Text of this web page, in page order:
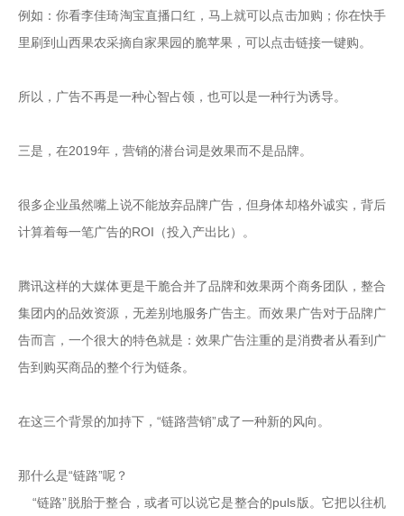
例如：你看李佳琦淘宝直播口红，马上就可以点击加购；你在快手
里刷到山西果农采摘自家果园的脆苹果，可以点击链接一键购。
所以，广告不再是一种心智占领，也可以是一种行为诱导。
三是，在2019年，营销的潜台词是效果而不是品牌。
很多企业虽然嘴上说不能放弃品牌广告，但身体却格外诚实，背后
计算着每一笔广告的ROI（投入产出比）。
腾讯这样的大媒体更是干脆合并了品牌和效果两个商务团队，整合
集团内的品效资源，无差别地服务广告主。而效果广告对于品牌广
告而言，一个很大的特色就是：效果广告注重的是消费者从看到广
告到购买商品的整个行为链条。
在这三个背景的加持下，“链路营销”成了一种新的风向。
那什么是“链路”呢？